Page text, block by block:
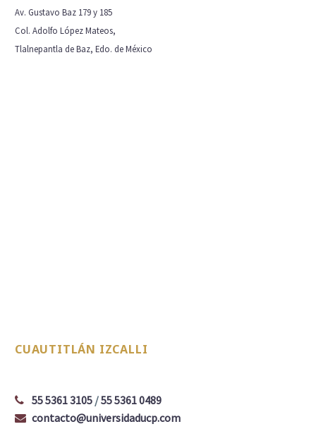
Av. Gustavo Baz 179 y 185
Col. Adolfo López Mateos,
Tlalnepantla de Baz, Edo. de México
CUAUTITLÁN IZCALLI
55 5361 3105 /55 5361 0489
contacto@universidaducp.com